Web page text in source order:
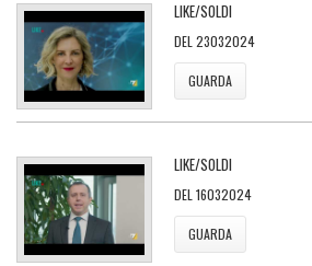
LIKE/SOLDI
DEL 23032024
GUARDA
LIKE/SOLDI
DEL 16032024
GUARDA